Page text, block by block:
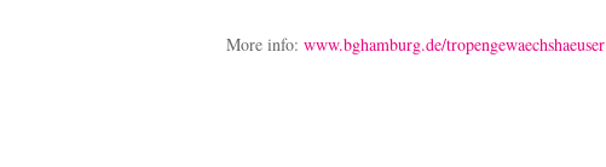
More info: www.bghamburg.de/tropengewaechshaeuser